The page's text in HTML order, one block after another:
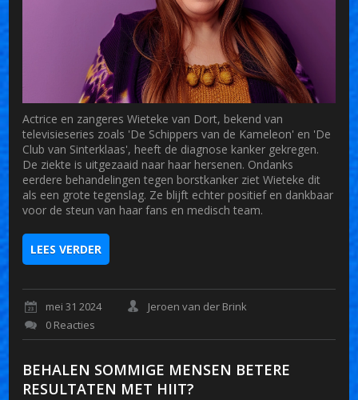
Actrice en zangeres Wieteke van Dort, bekend van
televisieseries zoals 'De Schippers van de Kameleon' en 'De
Club van Sinterklaas', heeft de diagnose kanker gekregen.
De ziekte is uitgezaaid naar haar hersenen. Ondanks
eerdere behandelingen tegen borstkanker ziet Wieteke dit
als een grote tegenslag. Ze blijft echter positief en dankbaar
voor de steun van haar fans en medisch team.
LEES VERDER
mei 31 2024
Jeroen van der Brink
0 Reacties
BEHALEN SOMMIGE MENSEN BETERE
RESULTATEN MET HIIT?